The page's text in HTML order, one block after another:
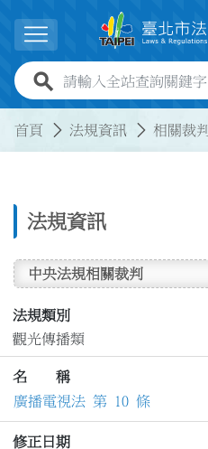
展開選單
全站查詢關鍵字欄位
首頁 法規資訊 相關裁判
法規資訊
中央法規相關裁判
法規類別
觀光傳播類
名 稱
廣播電視法 第 10 條
修正日期